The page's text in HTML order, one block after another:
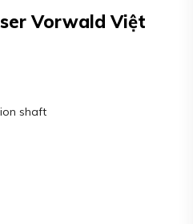
Vorwald Việt
shaft